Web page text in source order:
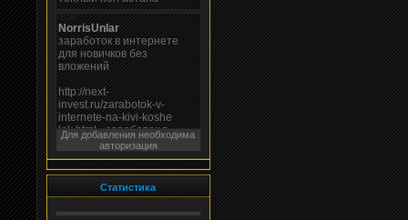
Для добавления необходима
авторизация
Статистика